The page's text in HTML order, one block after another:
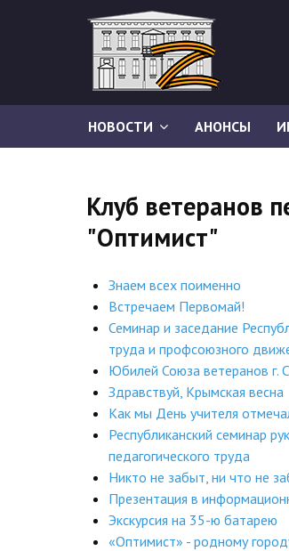
НОВОСТИ АНОНСЫ
Клуб ветеранов
"Оптимист"
Знаем всех поименно
Встречаем Первомай!
Семинар и заседание
труда и профсоюзного
Юбилей Союза ветеранов г.
Здравствуй, Крымская весна
Как мы День учителя
Республиканский семинар
педагогического труда
Никто не забыт, ни что не
Презентация в
Экскурсия на 35-ю батарею
«Оптимист» - родному